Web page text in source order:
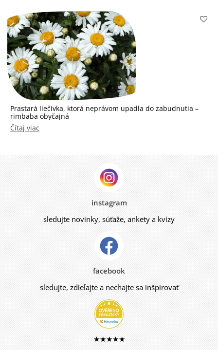
Prastará liečivka, ktorá neprávom upadla do zabudnutia –
rimbaba obyčajná
Čítaj viac
instagram
sledujte novinky, súťaže, ankety a kvízy
facebook
sledujte, zdieľajte a nechajte sa inšpirovať
★★★★★